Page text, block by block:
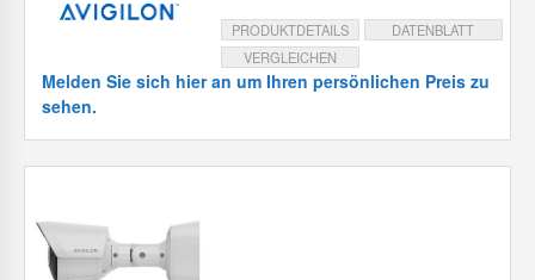
PRODUKTDETAILS
DATENBLATT
VERGLEICHEN
Melden Sie sich hier an um Ihren persönlichen Preis zu
sehen.